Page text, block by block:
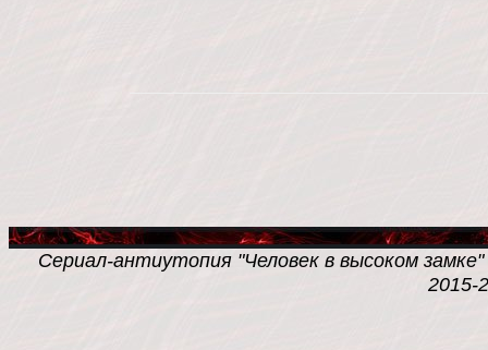
Сериал-антиутопия "Человек в высоком
2015-